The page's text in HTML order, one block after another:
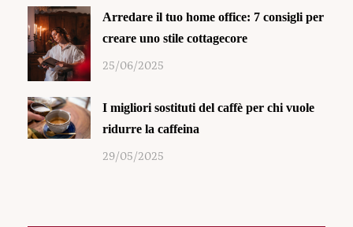
Arredare il tuo home office: 7 consigli per
creare uno stile cottagecore
25/06/2025
I migliori sostituti del caffè per chi vuole
ridurre la caffeina
29/05/2025